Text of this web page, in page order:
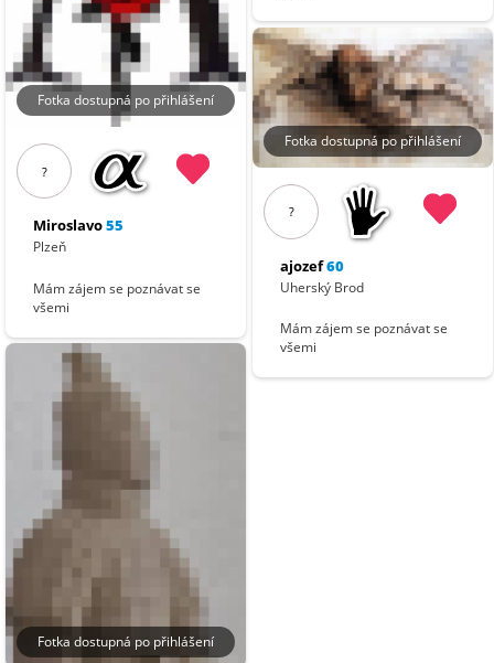
Fotka dostupná po přihlášení
?
Miroslavo55
Plzeň
Mám zájem se poznávat se
všemi
Fotka dostupná po přihlášení
Fotka dostupná po přihlášení
?
ajozef60
Uherský Brod
Mám zájem se poznávat se
všemi